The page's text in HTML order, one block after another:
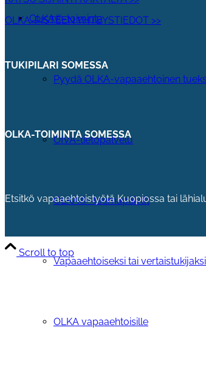
OLKA®-toiminta
Pyydä OLKA-vapaaehtoinen
OIVA-tietopalvelu
OLKA® -teemapäivät
Vapaaehtoiseksi tai
OLKA vapaaehtoisille
OLKA-PISTEEN YHTEYSTIEDOT >>
TUKIPILARI SOMESSA
OLKA-TOIMINTA SOMESSA
Etsitkö vapaaehtoistyötä Kuopiossa tai
Scroll to top